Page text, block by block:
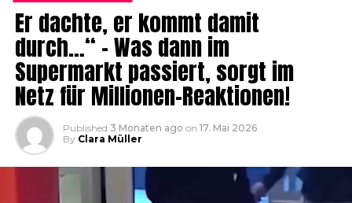
Er dachte, er kommt damit
durch…“ – Was dann im
Supermarkt passiert, sorgt im
Netz für Millionen-Reaktionen!
Published 3 Monaten ago on 17. Mai 2026
By Clara Müller